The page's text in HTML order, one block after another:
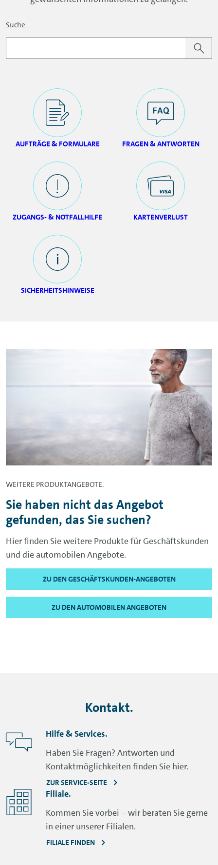
Suche
AUFTRÄGE & FORMULARE FRAGEN & ANTWORTEN
ZUGANGS- & NOTFALLHILFE KARTENVERLUST
SICHERHEITSHINWEISE
WEITERE PRODUKTANGEBOTE.
Sie haben nicht das Angebot
gefunden, das Sie suchen?
Hier finden Sie weitere Produkte für Geschäftskunden
und die automobilen Angebote.
ZU DEN GESCHÄFTSKUNDEN-ANGEBOTEN
ZU DEN AUTOMOBILEN ANGEBOTEN
Kontakt.
Hilfe & Services.
Haben Sie Fragen? Antworten und
Kontaktmöglichkeiten finden Sie hier.
ZUR SERVICE-SEITE
Filiale.
Kommen Sie vorbei – wir beraten Sie gerne
in einer unserer Filialen.
FILIALE FINDEN